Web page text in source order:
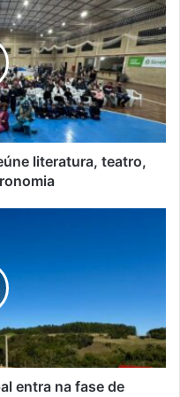
literatura, teatro,
entra na fase de